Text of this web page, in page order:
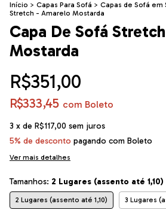
Início > Capas Para Sofá > Capas de Sofá em
Stretch - Amarelo Mostarda
Capa De Sofá
Mostarda
R$351,00
R$333,45 com Boleto
3 x de R$117,00 sem juros
5% de desconto pagando com Boleto
Ver mais detalhes
Tamanhos: 2 Lugares (assento até 1,10)
2 Lugares (assento até 1,10) 3 Lugares